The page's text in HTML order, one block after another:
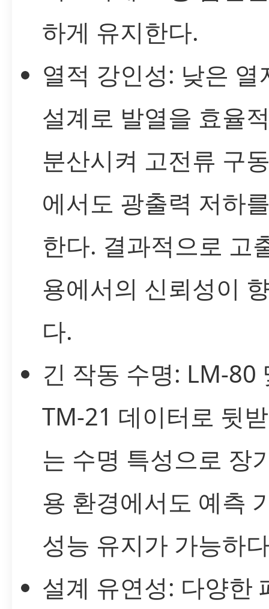
하게 유지한다.
열적 강인성: 낮은 열
설계로 발열을 효율
분산시켜 고전류 구
에서도 광출력 저하
한다. 결과적으로 고
용에서의 신뢰성이
다.
긴 작동 수명: LM-80
TM-21 데이터로 뒷
는 수명 특성으로 장
용 환경에서도 예측
성능 유지가 가능하
설계 유연성: 다양한